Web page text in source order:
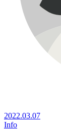
2022.03.07
Info